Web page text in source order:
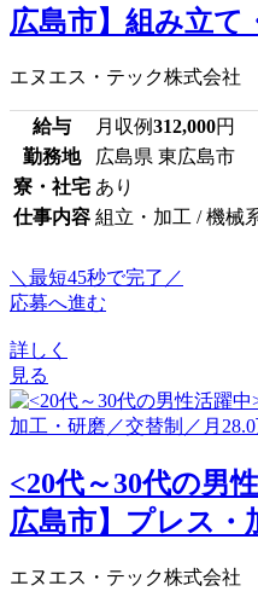
広島市】組み立て
エヌエス・テック株式会社
給与 月収例312,000円
勤務地
広島県 東広島市
寮・社宅 あり
仕事内容 組立・加工 / 機械
＼最短45秒で完了／
応募へ進む
詳しく
見る
<20代～30代の男
広島市】プレス・
エヌエス・テック株式会社